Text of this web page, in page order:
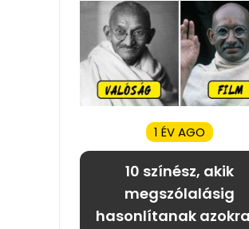
1 ÉV AGO
10 színész, akik
megszólalásig
hasonlítanak